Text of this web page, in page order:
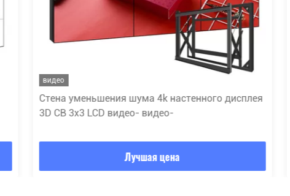
видео
Стена уменьшения шума 4k настенного дисплея
3D CB 3x3 LCD видео- видео-
Лучшая цена